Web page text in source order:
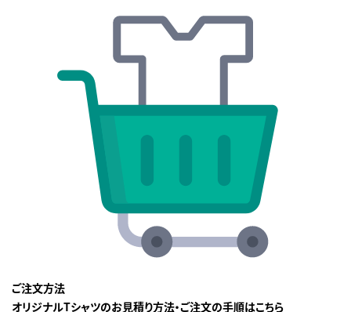
ご注文方法
オリジナルTシャツのお見積り方法・ご注文の手順はこちら